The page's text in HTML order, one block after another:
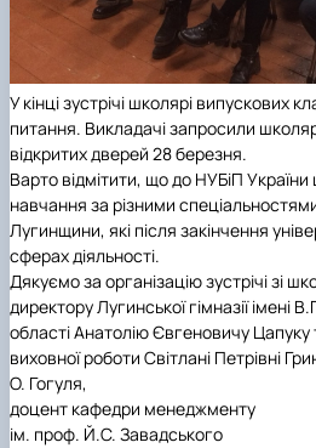
У кінці зустрічі школярі випускових
питання. Викладачі запросили
відкритих дверей 28 березня.
Варто відмітити, що до НУБіП України
навчання за різними
Лугинщини, які після закінчення
сферах діяльності.
Дякуємо за організацію зустрічі зі
директору Лугинської гімназії імені
області Анатолію Євгеновичу Цапуку
виховної роботи Світлані Петрівні
О. Гогуля,
доцент кафедри менеджменту
ім. проф. Й.С. Завадського